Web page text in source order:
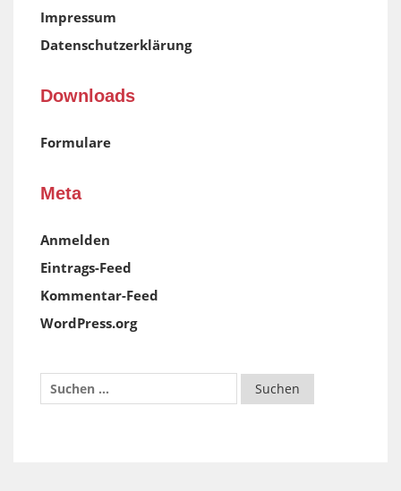
Impressum
Datenschutzerklärung
Downloads
Formulare
Meta
Anmelden
Eintrags-Feed
Kommentar-Feed
WordPress.org